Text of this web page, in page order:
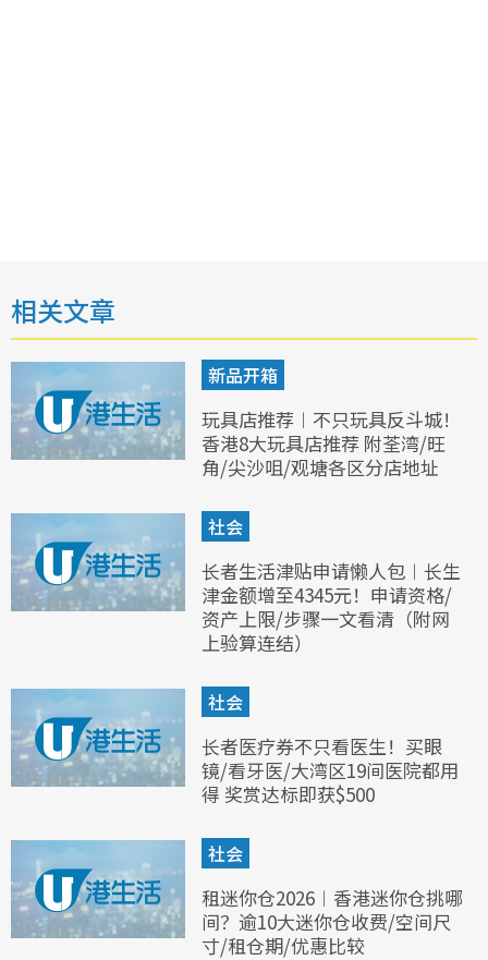
相关文章
新品开箱
玩具店推荐︱不只玩具反斗城！
香港8大玩具店推荐 附荃湾/旺
角/尖沙咀/观塘各区分店地址
社会
长者生活津贴申请懒人包︱长生
津金额增至4345元！申请资格/
资产上限/步骤一文看清（附网
上验算连结）
社会
长者医疗券不只看医生！买眼
镜/看牙医/大湾区19间医院都用
得 奖赏达标即获$500
社会
租迷你仓2026︱香港迷你仓挑哪
间？逾10大迷你仓收费/空间尺
寸/租仓期/优惠比较